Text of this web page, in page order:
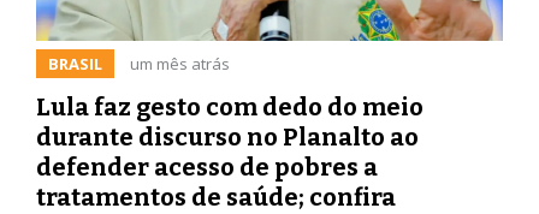
BRASIL um mês atrás
Lula faz gesto com dedo do meio
durante discurso no Planalto ao
defender acesso de pobres a
tratamentos de saúde; confira